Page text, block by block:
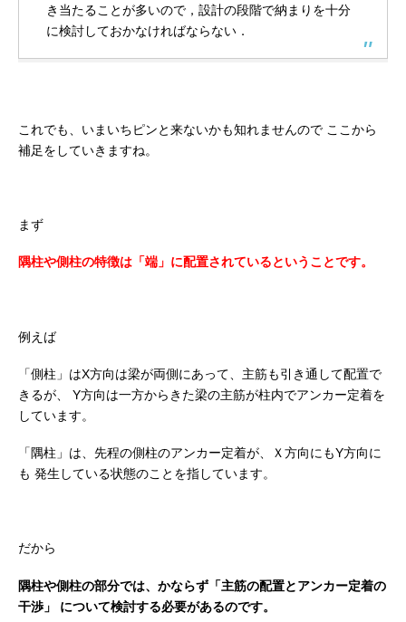
き当たることが多いので，設計の段階で納まりを十分
に検討しておかなければならない．
これでも、いまいちピンと来ないかも知れませんので ここから
補足をしていきますね。
まず
隅柱や側柱の特徴は「端」に配置されているということです。
例えば
「側柱」はX方向は梁が両側にあって、主筋も引き通して配置で
きるが、
Y方向は一方からきた梁の主筋が柱内でアンカー定着を
しています。
「隅柱」は、先程の側柱のアンカー定着が、Ｘ方向にもY方向に
も 発生している状態のことを指しています。
だから
隅柱や側柱の部分では、かならず「主筋の配置とアンカー定着の
干渉」
について検討する必要があるのです。